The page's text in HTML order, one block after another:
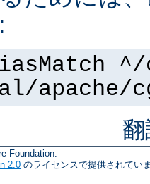
apache/
Foundation.
2.0 のライセンスで提供されてい